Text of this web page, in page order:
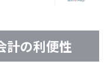
計の利便性